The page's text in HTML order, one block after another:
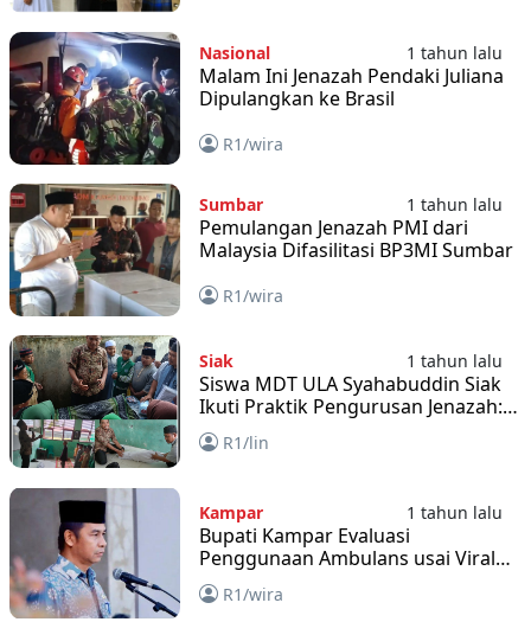
Nasional 1 tahun lalu
Malam Ini Jenazah Pendaki Juliana
Dipulangkan ke Brasil
R1/wira
Sumbar 1 tahun lalu
Pemulangan Jenazah PMI dari
Malaysia Difasilitasi BP3MI Sumbar
R1/wira
Siak 1 tahun lalu
Siswa MDT ULA Syahabuddin Siak
Ikuti Praktik Pengurusan Jenazah:
Bagian dari Bimbingan Fardhu
Kifayah dan Pengingat Akan
R1/lin
Kampar 1 tahun lalu
Bupati Kampar Evaluasi
Penggunaan Ambulans usai Viral
Jenazah Digotong
R1/wira